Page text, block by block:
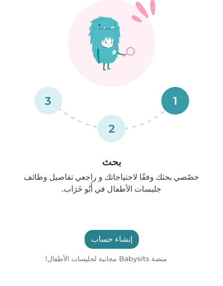
1
2
3
بحث
خصّصي بحثك وفقًا لاحتياجاتك و راجعي تفاصيل وظائف
جليسات الأطفال في أَبُو خَرَاب.
إنشاء حساب
منصة Babysits مجانية لجليسات الأطفال!